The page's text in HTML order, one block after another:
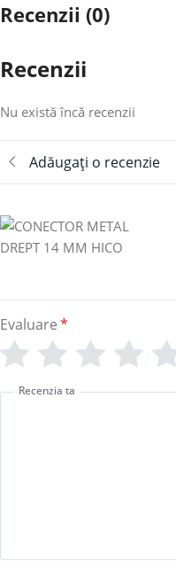
Recenzii (0)
Recenzii
Nu există încă recenzii
Adăugați o recenzie
Evaluare*
Recenzia ta